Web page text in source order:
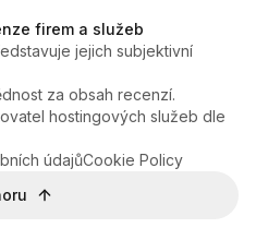
firem a služeb
jejich subjektivní
za obsah recenzí.
hostingových služeb dle
údajůCookie Policy